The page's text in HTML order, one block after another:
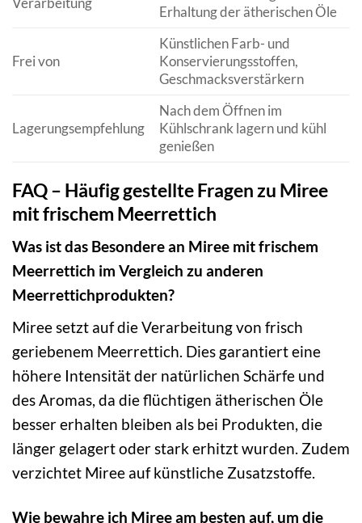
Erhaltung der ätherischen Öle
Frei von
Künstlichen Farb- und
Konservierungsstoffen,
Geschmacksverstärkern
Lagerungsempfehlung
Nach dem Öffnen im
Kühlschrank lagern und kühl
genießen
FAQ – Häufig gestellte Fragen zu Miree
mit frischem Meerrettich
Was ist das Besondere an Miree mit frischem
Meerrettich im Vergleich zu anderen
Meerrettichprodukten?
Miree setzt auf die Verarbeitung von frisch
geriebenem Meerrettich. Dies garantiert eine
höhere Intensität der natürlichen Schärfe und
des Aromas, da die flüchtigen ätherischen Öle
besser erhalten bleiben als bei Produkten, die
länger gelagert oder stark erhitzt wurden. Zudem
verzichtet Miree auf künstliche Zusatzstoffe.
Wie bewahre ich Miree am besten auf, um die